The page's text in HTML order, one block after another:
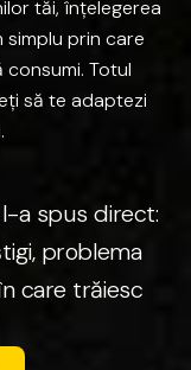
tăi, înțelegerea
simplu prin care
consumi. Totul
să te adaptezi
l-a spus direct:
tigi, problema
n care trăiesc